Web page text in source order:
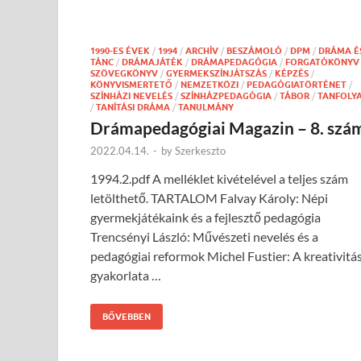
1990-ES ÉVEK / 1994 / ARCHÍV / BESZÁMOLÓ / DPM / DRÁMA
TÁNC / DRÁMAJÁTÉK / DRÁMAPEDAGÓGIA /
SZÖVEGKÖNYV / GYERMEKSZÍNJÁTSZÁS / KÉPZÉS /
KÖNYVISMERTETŐ / NEMZETKÖZI / PEDAGÓGIATÖRTÉNET /
SZÍNHÁZI NEVELÉS / SZÍNHÁZPEDAGÓGIA / TÁBOR /
/ TANÍTÁSI DRÁMA / TANULMÁNY
Drámapedagógiai Magazin – 8.
2022.04.14. - bySzerkeszto
1994.2.pdf A melléklet kivételével a teljes szám
letölthető. TARTALOM Falvay Károly: Népi
gyermekjátékaink és a fejlesztő pedagógia
Trencsényi László: Művészeti nevelés és a
pedagógiai reformok Michel Fustier: A
gyakorlata …
BŐVEBBEN